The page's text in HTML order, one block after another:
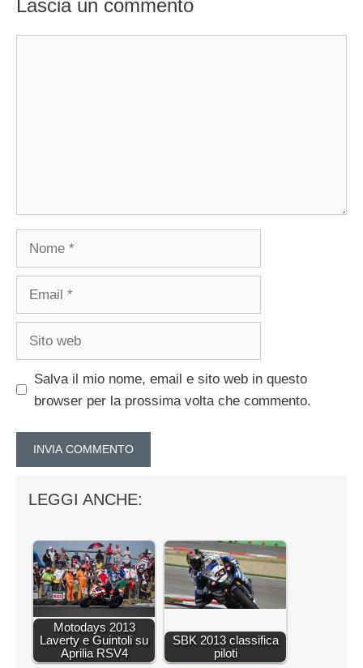
Lascia un commento
Salva il mio nome, email e sito web in questo
browser per la prossima volta che commento.
LEGGI ANCHE:
Motodays 2013
Laverty e Guintoli su
Aprilia RSV4
SBK 2013 classifica
piloti